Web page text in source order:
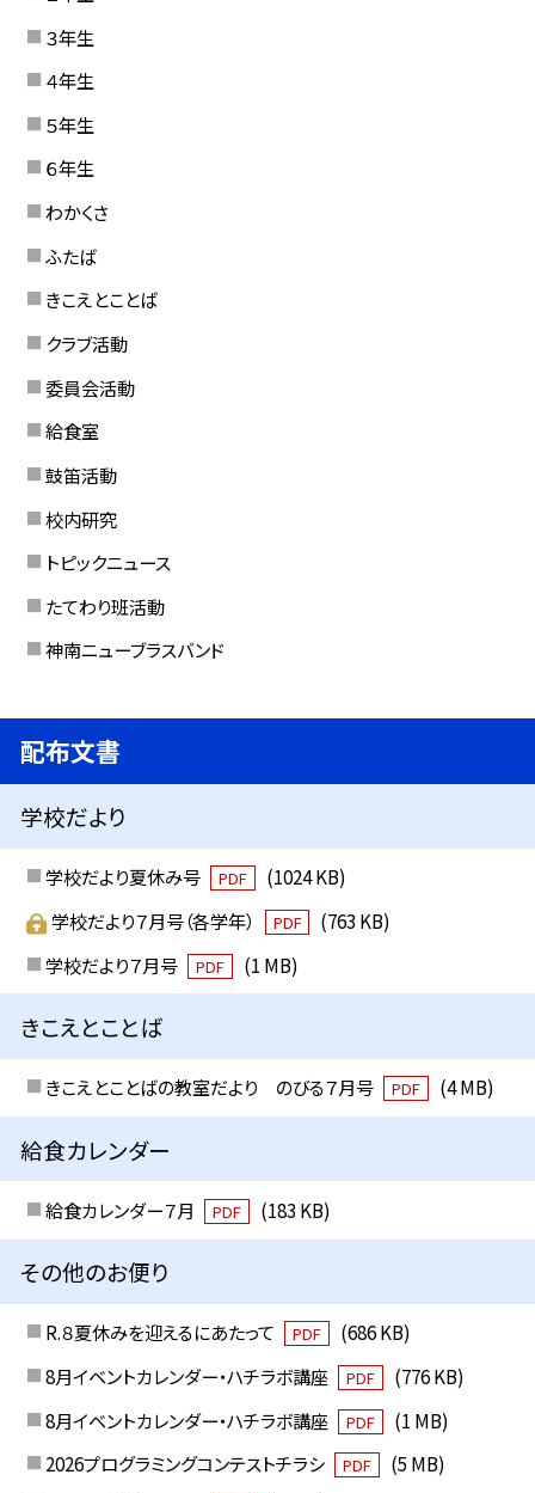
３年生
４年生
５年生
６年生
わかくさ
ふたば
きこえとことば
クラブ活動
委員会活動
給食室
鼓笛活動
校内研究
トピックニュース
たてわり班活動
神南ニューブラスバンド
配布文書
学校だより
学校だより夏休み号 PDF
(1024 KB)
学校だより７月号（各学年）
PDF
(763 KB)
学校だより７月号
PDF (1 MB)
きこえとことば
きこえとことばの教室だより のびる７月号 PDF (4 MB)
給食カレンダー
給食カレンダー７月 PDF (183 KB)
その他のお便り
R.８夏休みを迎えるにあたって PDF
(686 KB)
8月イベントカレンダー・ハチラボ講座
PDF
(776 KB)
8月イベントカレンダー・ハチラボ講座
PDF
(1 MB)
2026プログラミングコンテストチラシ
PDF
(5 MB)